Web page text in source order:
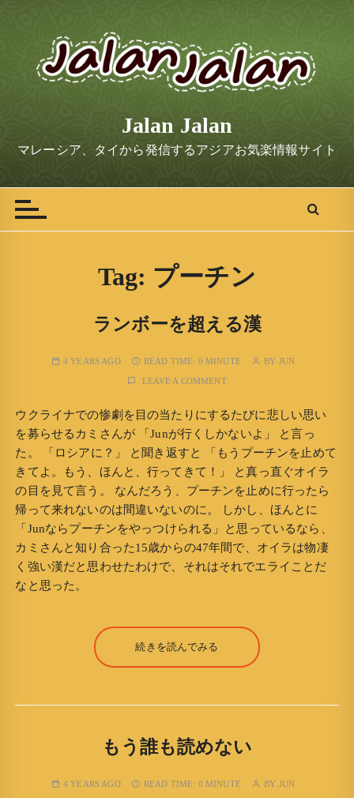
t
Jalan Jalan
マレーシア、タイから発信するアジアお気楽情報サイト
Tag: プーチン
ランボーを超える漢
4 YEARS AGO READ TIME: 0 MINUTE BY JUN
LEAVE A COMMENT
ウクライナでの惨劇を目の当たりにするたびに悲しい思い
を募らせるカミさんが 「Junが行くしかないよ」 と言っ
た。 「ロシアに？」 と聞き返すと 「もうプーチンを止めて
きてよ。もう、ほんと、行ってきて！」 と真っ直ぐオイラ
の目を見て言う。 なんだろう、プーチンを止めに行ったら
帰って来れないのは間違いないのに。 しかし、ほんとに
「Junならプーチンをやっつけられる」と思っているなら、
カミさんと知り合った15歳からの47年間で、オイラは物凄
く強い漢だと思わせたわけで、それはそれでエライことだ
なと思った。
続きを読んでみる
もう誰も読めない
4 YEARS AGO READ TIME: 0 MINUTE BY JUN